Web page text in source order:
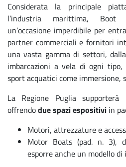
Considerata la principale
l’industria marittima, Boot
un’occasione imperdibile per
partner commerciali e fornitori
una vasta gamma di settori,
imbarcazioni a vela di ogni
sport acquatici come immersione,
La Regione Puglia
offrendodue spazi espositivi in
Motori, attrezzature e
Motor Boats (pad. n. 3),
esporre anche un modello